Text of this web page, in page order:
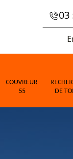
03
COUVREUR
55
DE